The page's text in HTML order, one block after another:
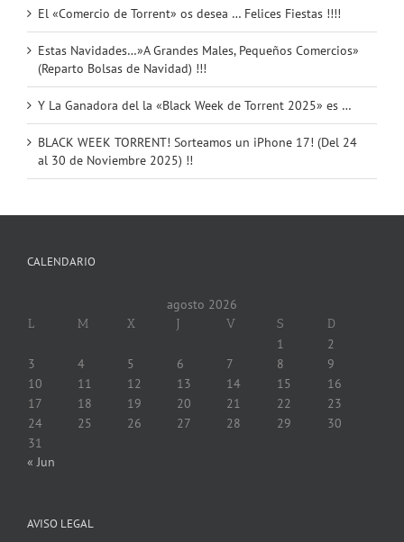
El «Comercio de Torrent» os desea … Felices Fiestas !!!!
Estas Navidades…»A Grandes Males, Pequeños Comercios»
(Reparto Bolsas de Navidad) !!!
Y La Ganadora del la «Black Week de Torrent 2025» es …
BLACK WEEK TORRENT! Sorteamos un iPhone 17! (Del 24
al 30 de Noviembre 2025) !!
CALENDARIO
agosto 2026
L M X J V S D
1
2
3
4 5 6 7 8
9
10
11 12 13 14 15
16
17
18 19 20 21 22
23
24
25 26 27 28 29
30
31
« Jun
AVISO LEGAL